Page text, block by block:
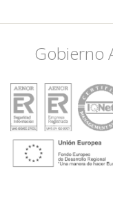
Gobierno